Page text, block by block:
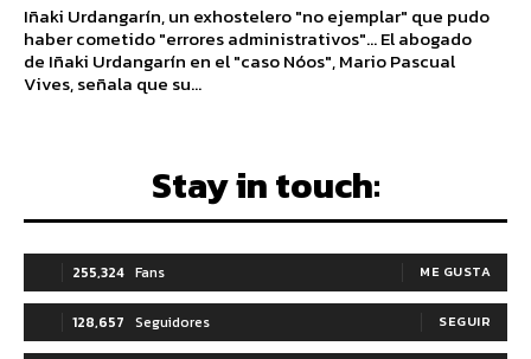
Iñaki Urdangarín, un exhostelero "no ejemplar" que pudo
haber cometido "errores administrativos"... El abogado
de Iñaki Urdangarín en el "caso Nóos", Mario Pascual
Vives, señala que su...
Stay in touch:
255,324 Fans ME GUSTA
128,657 Seguidores SEGUIR